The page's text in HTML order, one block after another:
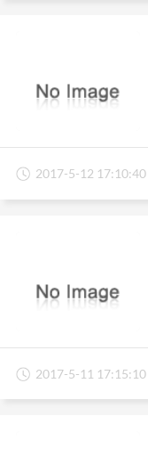
2017-5-12 17:10:40
2017-5-11 17:15:10